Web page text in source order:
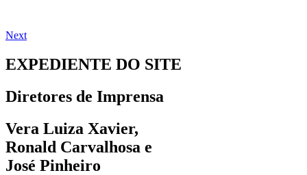
Next
EXPEDIENTE DO SITE
Diretores de Imprensa
Vera Luiza Xavier,
Ronald Carvalhosa e
José Pinheiro